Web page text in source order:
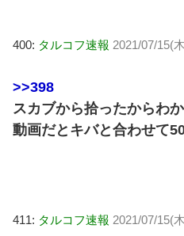
400: タルコフ速報 2021/07/15(
>>398
スカブから拾ったからわ
動画だとキバと合わせて
411: タルコフ速報 2021/07/15(